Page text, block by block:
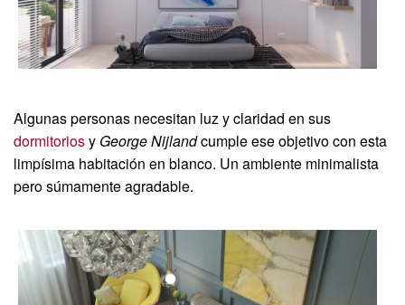
Algunas personas necesitan luz y claridad en sus
dormitoriosy George Nijlandcumple ese objetivo con esta
limpísima habitación en blanco. Un ambiente minimalista
pero súmamente agradable.